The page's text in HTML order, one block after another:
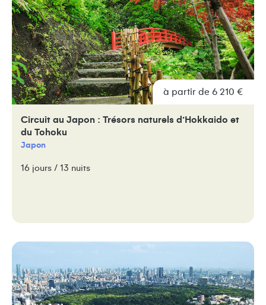
à partir de 6 210 €
Circuit au Japon : Trésors naturels d’Hokkaido et
du Tohoku
Japon
16 jours / 13 nuits